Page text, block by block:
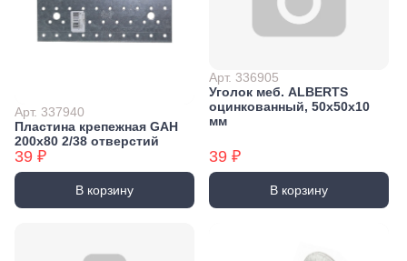
Арт. 337940
Пластина крепежная GAH
200х80 2/38 отверстий
39 ₽
В корзину
Арт. 336905
Уголок меб. ALBERTS
оцинкованный, 50x50x10
мм
39 ₽
В корзину